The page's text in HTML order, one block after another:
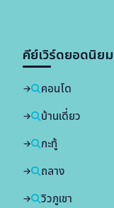
คีย์เวิร์ดยอดนิยม
คอนโด
บ้านเดี่ยว
กะทู้
ถลาง
วิวภูเขา